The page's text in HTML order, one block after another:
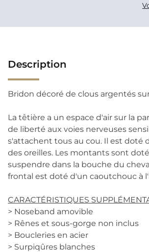
Description
Bridon décoré de clous argentés
La têtière a un espace d'air sur la
de liberté aux voies nerveuses
s'attachent tous au cou. Il est doté
des oreilles. Les montants sont
suspendre dans la bouche du
frontal est doté d'un caoutchouc à
CARACTÉRISTIQUES
> Noseband amovible
> Rênes et sous-gorge non inclus
> Boucleries en acier
> Surpiqûres blanches